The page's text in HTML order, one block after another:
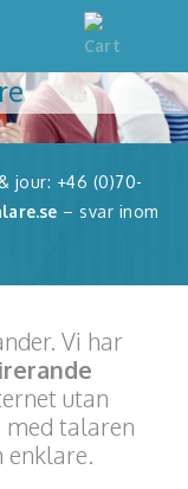
jour: +46 (0)70-
– svar inom
Vi har
utan
med talaren
enklare.